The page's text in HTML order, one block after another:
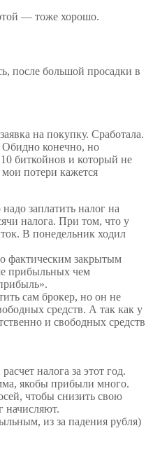
— тоже хорошо.
после большой просадки в
на покупку. Сработала.
конечно, но
биткойнов и который не
потери кажется
заплатить налог на
налога. При том, что у
В понедельник ходил
фактическим закрытым
прибыльных чем
сам брокер, но он не
средств. А так как у
и свободных средств
налога за этот год.
якобы прибыли много.
чтобы снизить свою
начисляют.
из за падения рубля)